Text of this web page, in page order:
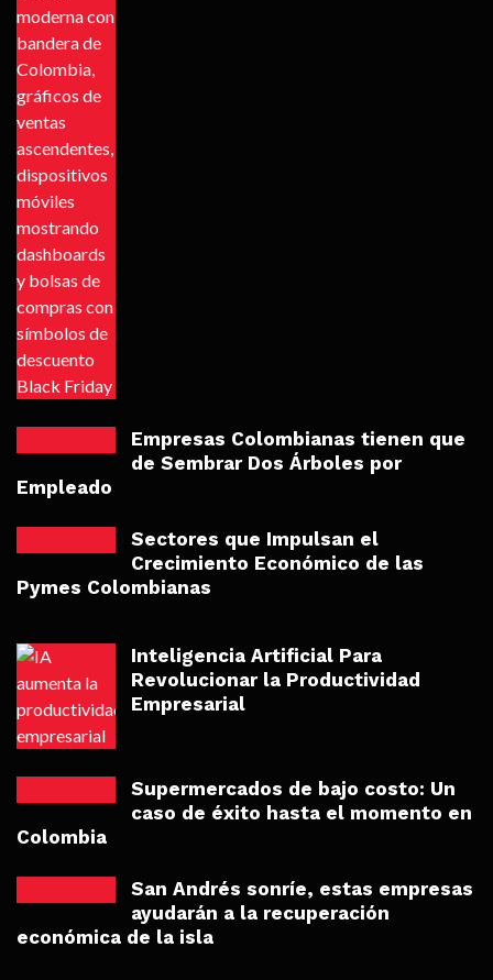
Empresas Colombianas tienen que
de Sembrar Dos Árboles por
Empleado
Sectores que Impulsan el
Crecimiento Económico de las
Pymes Colombianas
Inteligencia Artificial Para
Revolucionar la Productividad
Empresarial
Supermercados de bajo costo: Un
caso de éxito hasta el momento en
Colombia
San Andrés sonríe, estas empresas
ayudarán a la recuperación
económica de la isla